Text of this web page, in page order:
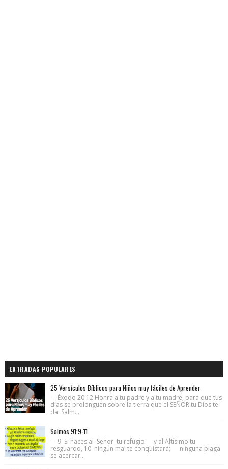
ENTRADAS POPULARES
25 Versículos Bíblicos para Niños muy fáciles de Aprender
- - Éxodo 20:12 Honra a tu padre y a tu madre, para que tus
días se prolonguen sobre la tierra que el SEÑOR tu Dios te
da. Salm...
Salmos 91:9-11
- - 9 Si haces al Señor tu refugio y al Altísimo tu
resguardo, 10 ningún mal te conquistará; ninguna plaga
se acercar...